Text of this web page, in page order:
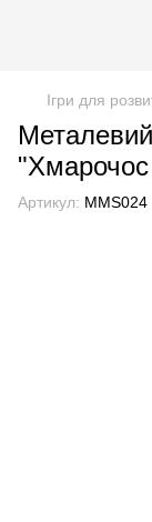
Ігри для
Артикул: MMS024